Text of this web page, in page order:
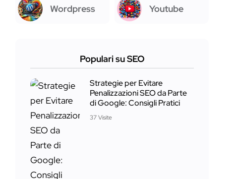
Wordpress Youtube
Populari su SEO
Strategie per Evitare
Penalizzazioni SEO da Parte
di Google: Consigli Pratici
37 Visite